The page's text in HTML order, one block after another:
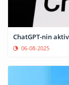
ChatGPT-nin
06-08-2025